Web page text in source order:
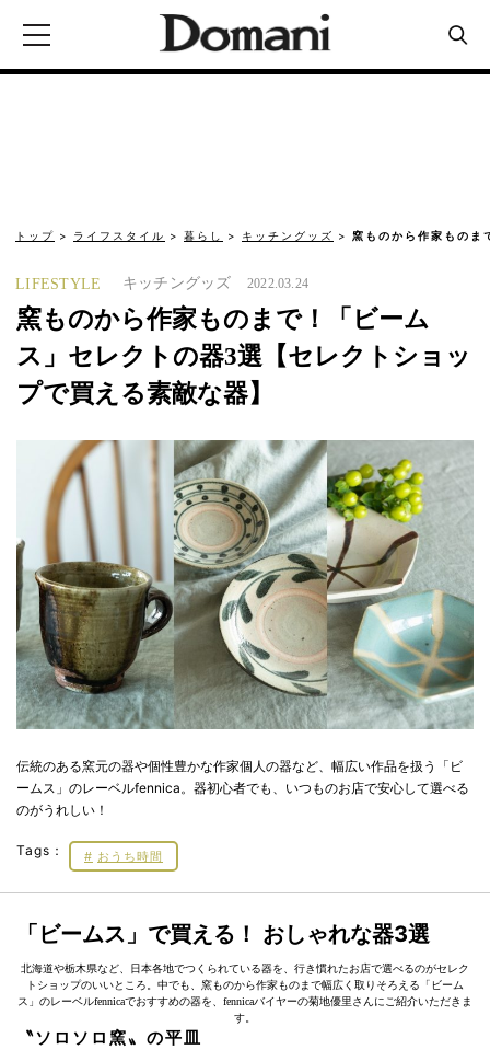
トップ ライフスタイル 暮らし キッチングッズ 窯ものから作家もの
LIFESTYLE キッチングッズ 2022.03.24
窯ものから作家ものまで！「ビーム
ス」セレクトの器3選【セレクトショッ
プで買える素敵な器】
伝統のある窯元の器や個性豊かな作家個人の器など、幅広い作品を扱う「ビ
ームス」のレーベルfennica。器初心者でも、いつものお店で安心して選べる
のがうれしい！
Tags： おうち時間
「ビームス」で買える！ おしゃれな器3選
北海道や栃木県など、日本各地でつくられている器を、行き慣れたお店で選べるのがセレク
トショップのいいところ。中でも、窯ものから作家ものまで幅広く取りそろえる「ビーム
ス」のレーベルfennicaでおすすめの器を、fennicaバイヤーの菊地優里さんにご紹介いただきま
す。
〝ソロソロ窯〟の平皿